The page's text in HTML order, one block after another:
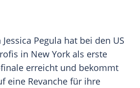
Jessica Pegula hat bei den US
in New York als erste
erreicht und bekommt
eine Revanche für ihre